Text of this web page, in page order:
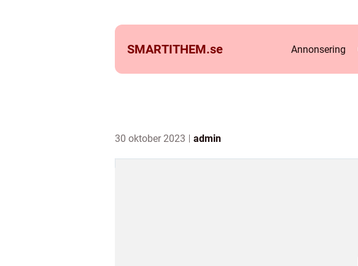
SMARTITHEM.se Annonsering
30 oktober 2023 admin